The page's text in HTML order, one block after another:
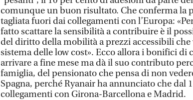
comunque un buon risultato. Che conferma la
tagliata fuori dai collegamenti con l’Europa:
fatto scattare la sensibilità a contribuire è il
del diritto della mobilità a prezzi accessibili che
sistema delle low cost». Ecco allora i bonifici di
arrivare a fine mese ma dà il suo contributo
famiglia, del pensionato che pensa di non
Spagna, perché Ryanair ha annunciato che dal
collegamenti con Girona-Barcellona e Madrid.